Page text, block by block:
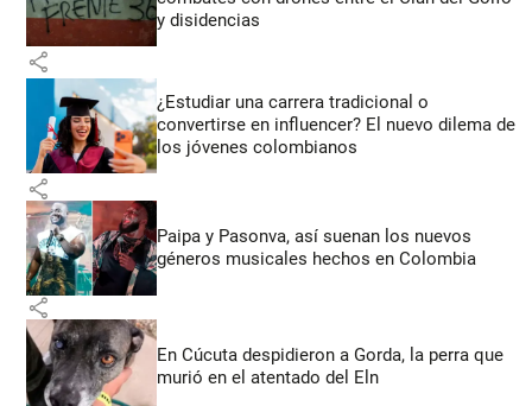
y disidencias
share
¿Estudiar una carrera tradicional o
convertirse en influencer? El nuevo dilema de
los jóvenes colombianos
share
Paipa y Pasonva, así suenan los nuevos
géneros musicales hechos en Colombia
share
En Cúcuta despidieron a Gorda, la perra que
murió en el atentado del Eln